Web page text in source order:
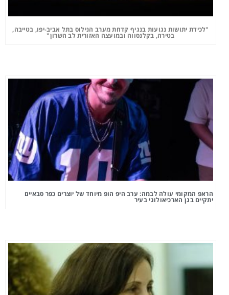
"לכידת יתושות נגועות בנגיף קדחת מערב הנילוס בתל אביב-יפו, בטייבה,
בטירה, בקלנסווה ובמועצה האזורית לב השרון"
הראפ המקומי עולה לבמה: ערב היפ הופ מיוחד של יוצרים כפר סבאיים
יתקיים בגן הארכיאולוגי בעיר